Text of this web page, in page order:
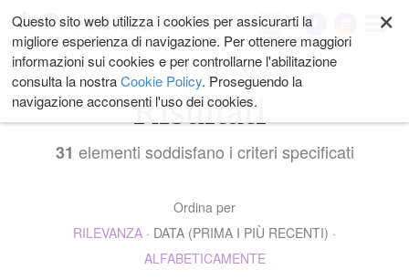
ai
contenuti.
|
Salta
alla
navigazione
My ×
Questo sito web utilizza i cookies per assicurarti la
migliore esperienza di navigazione. Per ottenere maggiori
informazioni sui cookies e per controllarne l'abilitazione
consulta la nostraCookie Policy. Proseguendo la
navigazione acconsenti l'uso dei cookies.
Risultati
31 elementi soddisfano i criteri specificati
Ordina per
RILEVANZA · DATA (PRIMA I PIÙ RECENTI) ·
ALFABETICAMENTE